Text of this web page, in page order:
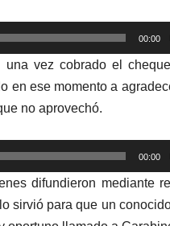
00:00
una vez cobrado el
en ese momento a
no aprovechó.
00:00
difundieron mediante
sirvió para que un